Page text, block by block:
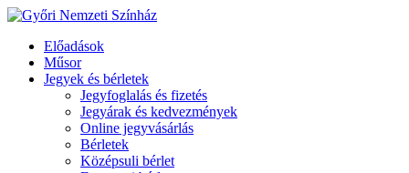
Előadások
Műsor
Jegyek és bérletek
Jegyfoglalás és fizetés
Jegyárak és kedvezmények
Online jegyvásárlás
Bérletek
Középsuli bérlet